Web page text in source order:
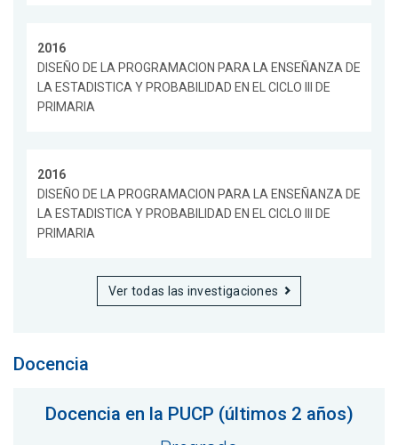
2016
DISEÑO DE LA PROGRAMACION PARA LA ENSEÑANZA DE
LA ESTADISTICA Y PROBABILIDAD EN EL CICLO III DE
PRIMARIA
2016
DISEÑO DE LA PROGRAMACION PARA LA ENSEÑANZA DE
LA ESTADISTICA Y PROBABILIDAD EN EL CICLO III DE
PRIMARIA
Ver todas las investigaciones
Docencia
Docencia en la PUCP (últimos 2 años)